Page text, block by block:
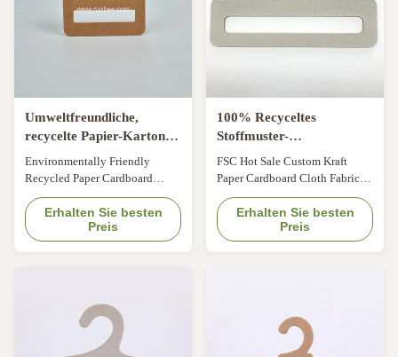
Umweltfreundliche,
recycelte Papier-Karton-
Schalaufhänger mit
geprägtem Logo OEM
Environmentally Friendly
Recycled Paper Cardboard
Biodegradable Hangers Scarf
Display with Logo Printed
Product Specifications Material
100% recycled cardboard paper,
Color Any color is accepted
Logo Embossed logo, debossed
Erhalten Sie besten
Preis
100% Recyceltes
Stoffmuster-
Aufhängeetikett aus
individuellem Kraftpapier,
FSC Hot Sale Custom Kraft
Paper Cardboard Cloth Fabric
Sample Header Hanger FSC hot
sale custom kraft paper
cardboard cloth fabric sample
header hanger for fabric sample
cardboard, paperboard, kraft,
card, starch glue ...
Erhalten Sie besten
Preis